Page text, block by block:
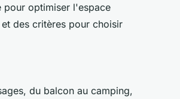
pour optimiser l'espace
des critères pour choisir
du balcon au camping,